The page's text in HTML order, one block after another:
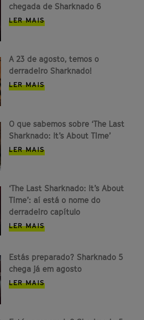
chegada de Sharknado 6
LER MAIS
A 23 de agosto, temos o
derradeiro Sharknado!
LER MAIS
O que sabemos sobre ‘The Last
Sharknado: It’s About Time’
LER MAIS
‘The Last Sharknado: It’s About
Time’: aí está o nome do
derradeiro capítulo
LER MAIS
Estás preparado? Sharknado 5
chega já em agosto
LER MAIS